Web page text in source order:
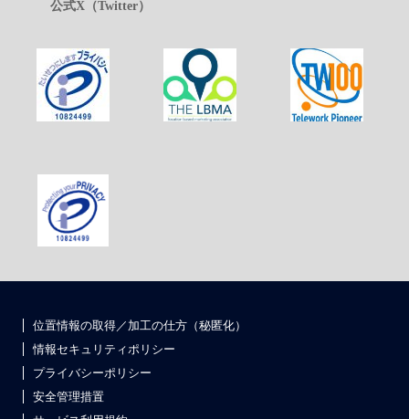
公式X（Twitter）
位置情報の取得／加工の仕方（秘匿化）
情報セキュリティポリシー
プライバシーポリシー
安全管理措置